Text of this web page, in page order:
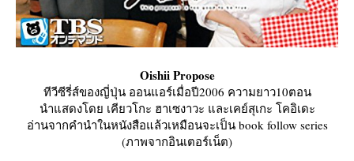
Oishii Propose
ทีวีซีรี่ส์ของญี่ปุ่น ออนแอร์เมื่อปี2006 ความยาว10ตอน
นำแสดงโดย เคียวโกะ ฮาเซงาวะ และเคย์สุเกะ โคอิเดะ
อ่านจากคำนำในหนังสือแล้วเหมือนจะเป็น book follow series
(ภาพจากอินเตอร์เน็ต)